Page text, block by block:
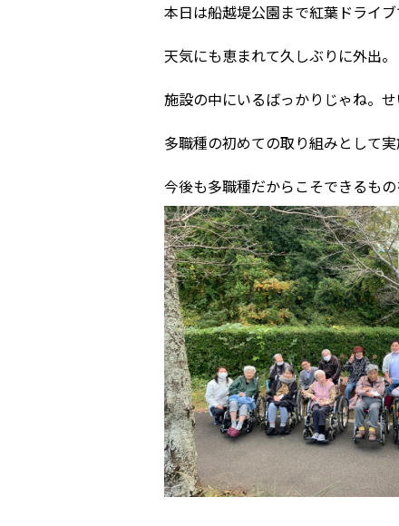
本日は船越堤公園まで紅葉ドライブ
天気にも恵まれて久しぶりに外出。
施設の中にいるばっかりじゃね。
多職種の初めての取り組みとして実
今後も多職種だからこそできるも